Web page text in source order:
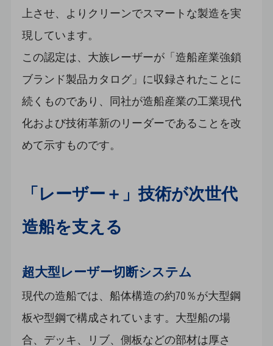
上させ、よりクリーンでスマートな製造を実
現しています。
この認定は、大族レーザーが「造船産業強鎖
ブランド製品カタログ」に収録されたことに
続くものであり、同社が造船産業の工業現代
化および技術革新のリーダーであることを改
めて示すものです。
「レーザー＋」技術が次世代
造船を支える
超大型レーザー切断システム
現代の造船では、船体構造の約70％が大型鋼
板や型鋼で構成されています。大型船の場
合、デッキ、リブ、側板などの部材は厚さ